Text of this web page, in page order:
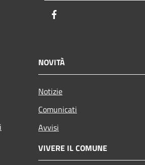
NOVITÀ
Notizie
Comunicati
Avvisi
VIVERE IL COMUNE